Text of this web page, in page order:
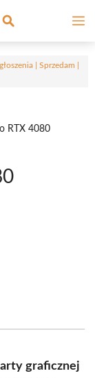
| Sprzedam |
RTX 4080
graficznej